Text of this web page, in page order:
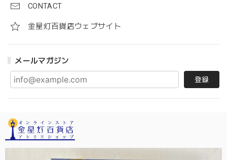
CONTACT
金星灯百貨店ウェブサイト
メールマガジン
登録